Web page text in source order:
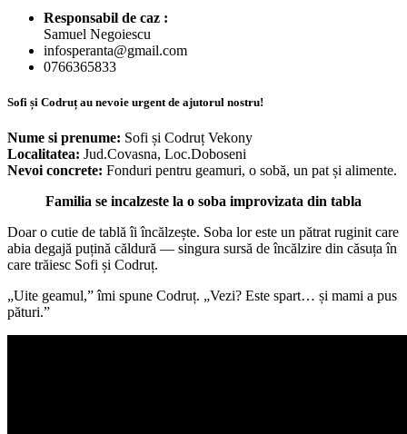
Responsabil de caz :
Samuel Negoiescu
infosperanta@gmail.com
0766365833
Sofi și Codruț au nevoie urgent de ajutorul nostru!
Nume si prenume: Sofi și Codruț Vekony
Localitatea: Jud.Covasna, Loc.Doboseni
Nevoi concrete: Fonduri pentru geamuri, o sobă, un pat și alimente.
Familia se incalzeste la o soba improvizata din tabla
Doar o cutie de tablă îi încălzește. Soba lor este un pătrat ruginit care
abia degajă puțină căldură — singura sursă de încălzire din căsuța în
care trăiesc Sofi și Codruț.
„Uite geamul,” îmi spune Codruț. „Vezi? Este spart… și mami a pus
pături.”